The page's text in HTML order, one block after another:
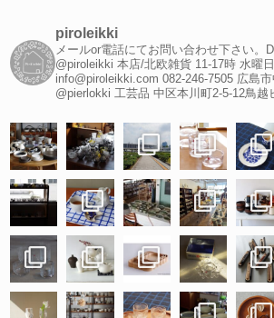
piroleikki
メールor電話にてお問い合わせ下さい。
@piroleikki 本店/北欧雑貨 11-17時 水曜
info@piroleikki.com 082-246-7505 広島
@pierlokki 工芸品 中区本川町2-5-12鳥越